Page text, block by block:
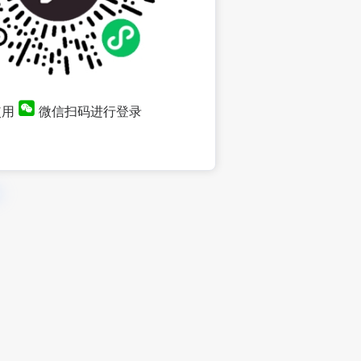
微信扫码进行登录